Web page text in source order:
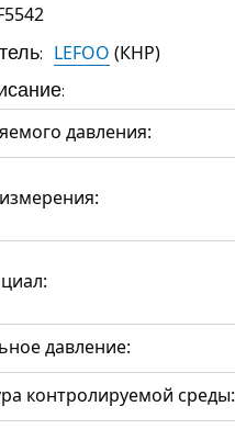
LEFOO (КНР)
давления:
давление:
контролируемой среды: